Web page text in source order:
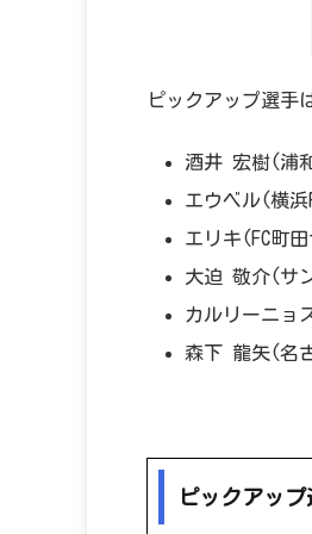
ピックアップ選手
酒井 宏樹(浦
エウベル(横浜
エリキ(FC町
大迫 敬介(サ
カルリーニョ
森下 龍矢(名
ピックアッ